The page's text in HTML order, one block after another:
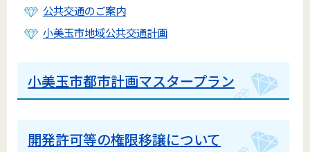
公共交通のご案内
小美玉市地域公共交通計画
小美玉市都市計画マスタープラン
開発許可等の権限移譲について